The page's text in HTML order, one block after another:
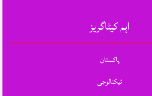
اہم کیٹاگریز
پاکستان
ٹیکنالوجی